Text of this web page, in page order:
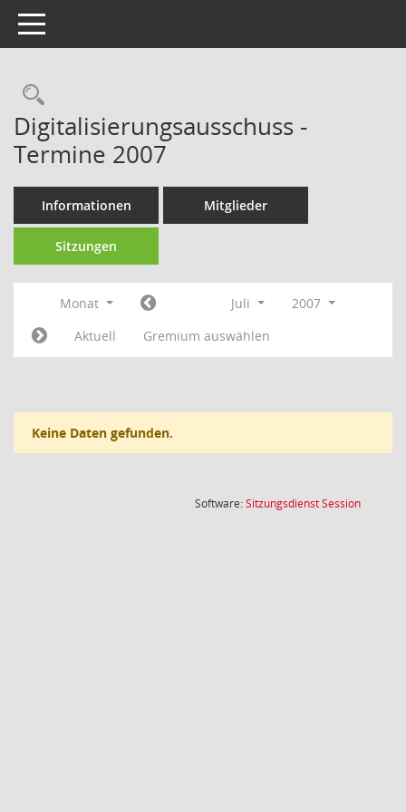
Toggle navigation
Rechercheauswahl
Digitalisierungsausschuss -
Termine 2007
Informationen Mitglieder
Sitzungen
Monat Juli
2007
Aktuell
Gremium auswählen
Keine Daten gefunden.
Software:SitzungsdienstSession(Wird in